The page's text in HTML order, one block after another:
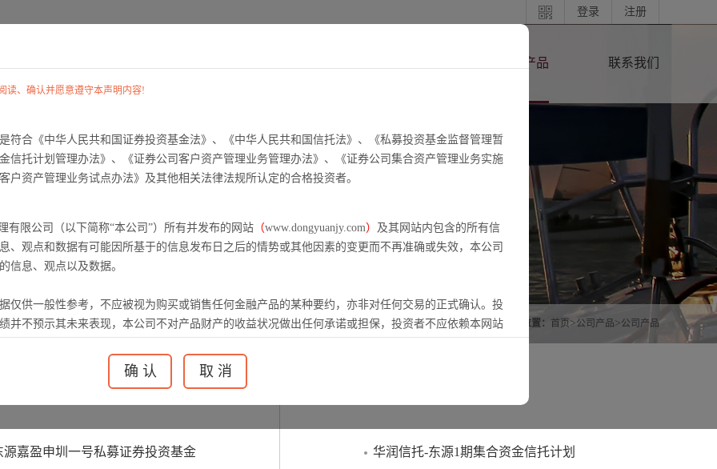
注册
登录
公司产品 联系我们
当前位置： 首页 >公司产品>公司产品
源嘉盈申圳一号私募证券投资基金 华润信托-东源1期集合资金信托计划
读、确认并愿意遵守本声明内容!
符合《中华人民共和国证券投资基金法》、《中华人民共和国信托法》、《私募投资基金监督管理暂
信托计划管理办法》、《证券公司客户资产管理业务管理办法》、《证券公司集合资产管理业务实施
户资产管理业务试点办法》及其他相关法律法规所认定的合格投资者。
有限公司（以下简称“本公司”）所有并发布的网站 （www.dongyuanjy.com） 及其网站内包含的所有信
、观点和数据有可能因所基于的信息发布日之后的情势或其他因素的变更而不再准确或失效，本公司
信息、观点以及数据。
仅供一般性参考，不应被视为购买或销售任何金融产品的某种要约，亦非对任何交易的正式确认。投
并不预示其未来表现，本公司不对产品财产的收益状况做出任何承诺或担保，投资者不应依赖本网站
”为东源嘉盈资产管理有限公司注册商标，本公司有权就任何商标侵权行为追究法律责任。